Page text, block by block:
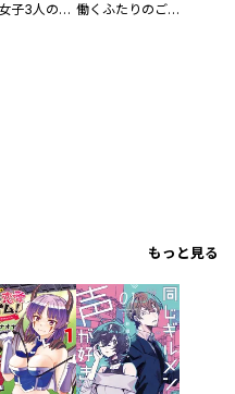
働き女子3人のおうち晩酌 働くふたりのごほうび飯
もっと見る